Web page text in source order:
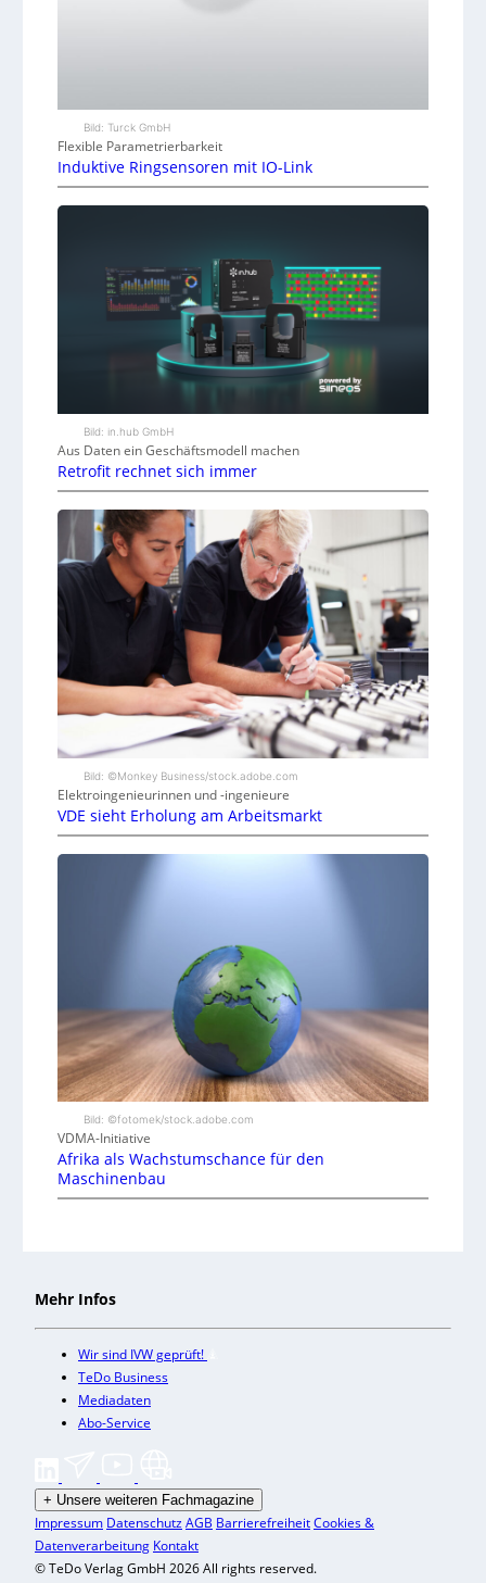
Bild: Turck GmbH
Flexible Parametrierbarkeit
Induktive Ringsensoren mit IO-Link
Bild: in.hub GmbH
Aus Daten ein Geschäftsmodell machen
Retrofit rechnet sich immer
Bild: ©Monkey Business/stock.adobe.com
Elektroingenieurinnen und -ingenieure
VDE sieht Erholung am Arbeitsmarkt
Bild: ©fotomek/stock.adobe.com
VDMA-Initiative
Afrika als Wachstumschance für den
Maschinenbau
Mehr Infos
Wir sind IVW geprüft!
TeDo Business
Mediadaten
Abo-Service
+ Unsere weiteren Fachmagazine
Impressum DatenschutzAGB BarrierefreiheitCookies &
Datenverarbeitung Kontakt
© TeDo Verlag GmbH 2026 All rights reserved.